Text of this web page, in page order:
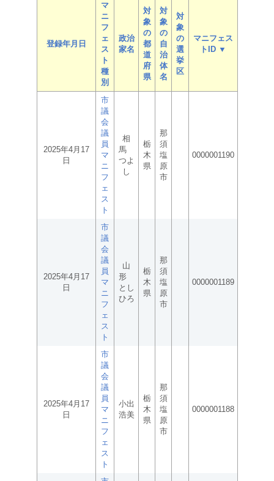
登録年月日
マ
ニ
フ
ェ
ス
ト
種
別
政治
家名
対
象
の
都
道
府
県
対
象
の
自
治
体
名
対
象
の
選
挙
区
マニフェス
トID ▼
2025年4月17
日
市
議
会
議
員
マ
ニ
フ
ェ
ス
ト
相
馬
つよ
し
栃
木
県
那
須
塩
原
市
0000001190
2025年4月17
日
市
議
会
議
員
マ
ニ
フ
ェ
ス
ト
山
形
とし
ひろ
栃
木
県
那
須
塩
原
市
0000001189
2025年4月17
日
市
議
会
議
員
マ
ニ
フ
ェ
ス
ト
小出
浩美
栃
木
県
那
須
塩
原
市
0000001188